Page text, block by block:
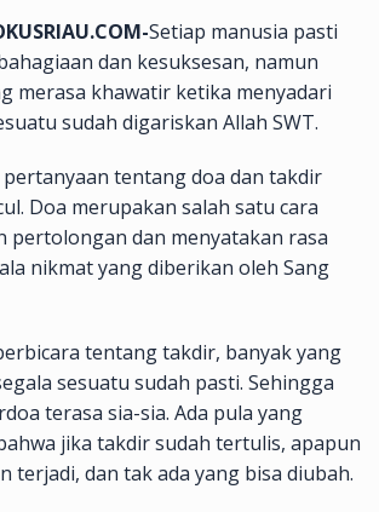
Setiap manusia pasti
dan kesuksesan, namun
merasa khawatir ketika menyadari
sudah digariskan Allah SWT.
tentang doa dan takdir
Doa merupakan salah satu cara
pertolongan dan menyatakan rasa
nikmat yang diberikan oleh Sang
tentang takdir, banyak yang
sesuatu sudah pasti. Sehingga
terasa sia-sia. Ada pula yang
jika takdir sudah tertulis, apapun
terjadi, dan tak ada yang bisa diubah.